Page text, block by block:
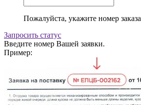
Пожалуйста, укажите номер заказа
Запросить статус
Введите номер Вашей заявки.
Пример: